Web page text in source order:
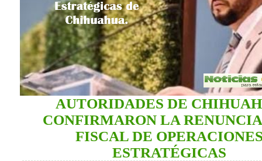
AUTORIDADES DE
CONFIRMARON LA
FISCAL DE
ESTRATÉGICAS